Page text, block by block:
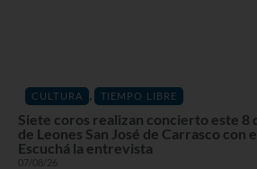
CULTURA , TIEMPO LIBRE
Siete coros realizan concierto este 8
de Leones San José de Carrasco con
Escuchá la entrevista
07/08/26